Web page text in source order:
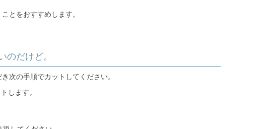
とをおすすめします。
のだけど。
次の手順でカットしてください。
します。